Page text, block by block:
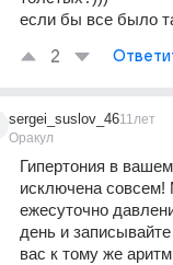
если бы все было
2
sergei_suslov_46
Оракул
11лет
Гипертония в
исключена совсем!
ежесуточно
день и
вас к тому же